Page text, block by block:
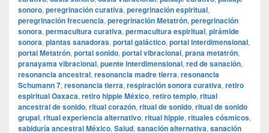
sonoro, peregrinación curativa, peregrinación espiritual,
peregrinación frecuencia, peregrinación Metatrón, peregrinación
sonora, permacultura curativa, permacultura espiritual, pirámide
sonora, plantas sanadoras, portal galáctico, portal interdimensional,
portal Metatrón, portal sonido, portal vibracional, prana metatrón,
pranayama vibracional, puente interdimensional, red de sanación,
resonancia ancestral, resonancia madre tierra, resonancia
Schumann 7, resonancia tierra, respiración sonora curativa, retiro
espiritual Oaxaca, retiro hippie México, retiro templo, ritual
ancestral de sonido, ritual corazón, ritual de sonido, ritual de sonido
grupal, ritual experiencia alternativo, ritual hippie, rituales cósmicos,
sabiduría ancestral México, Salud, sanación alternativa, sanación